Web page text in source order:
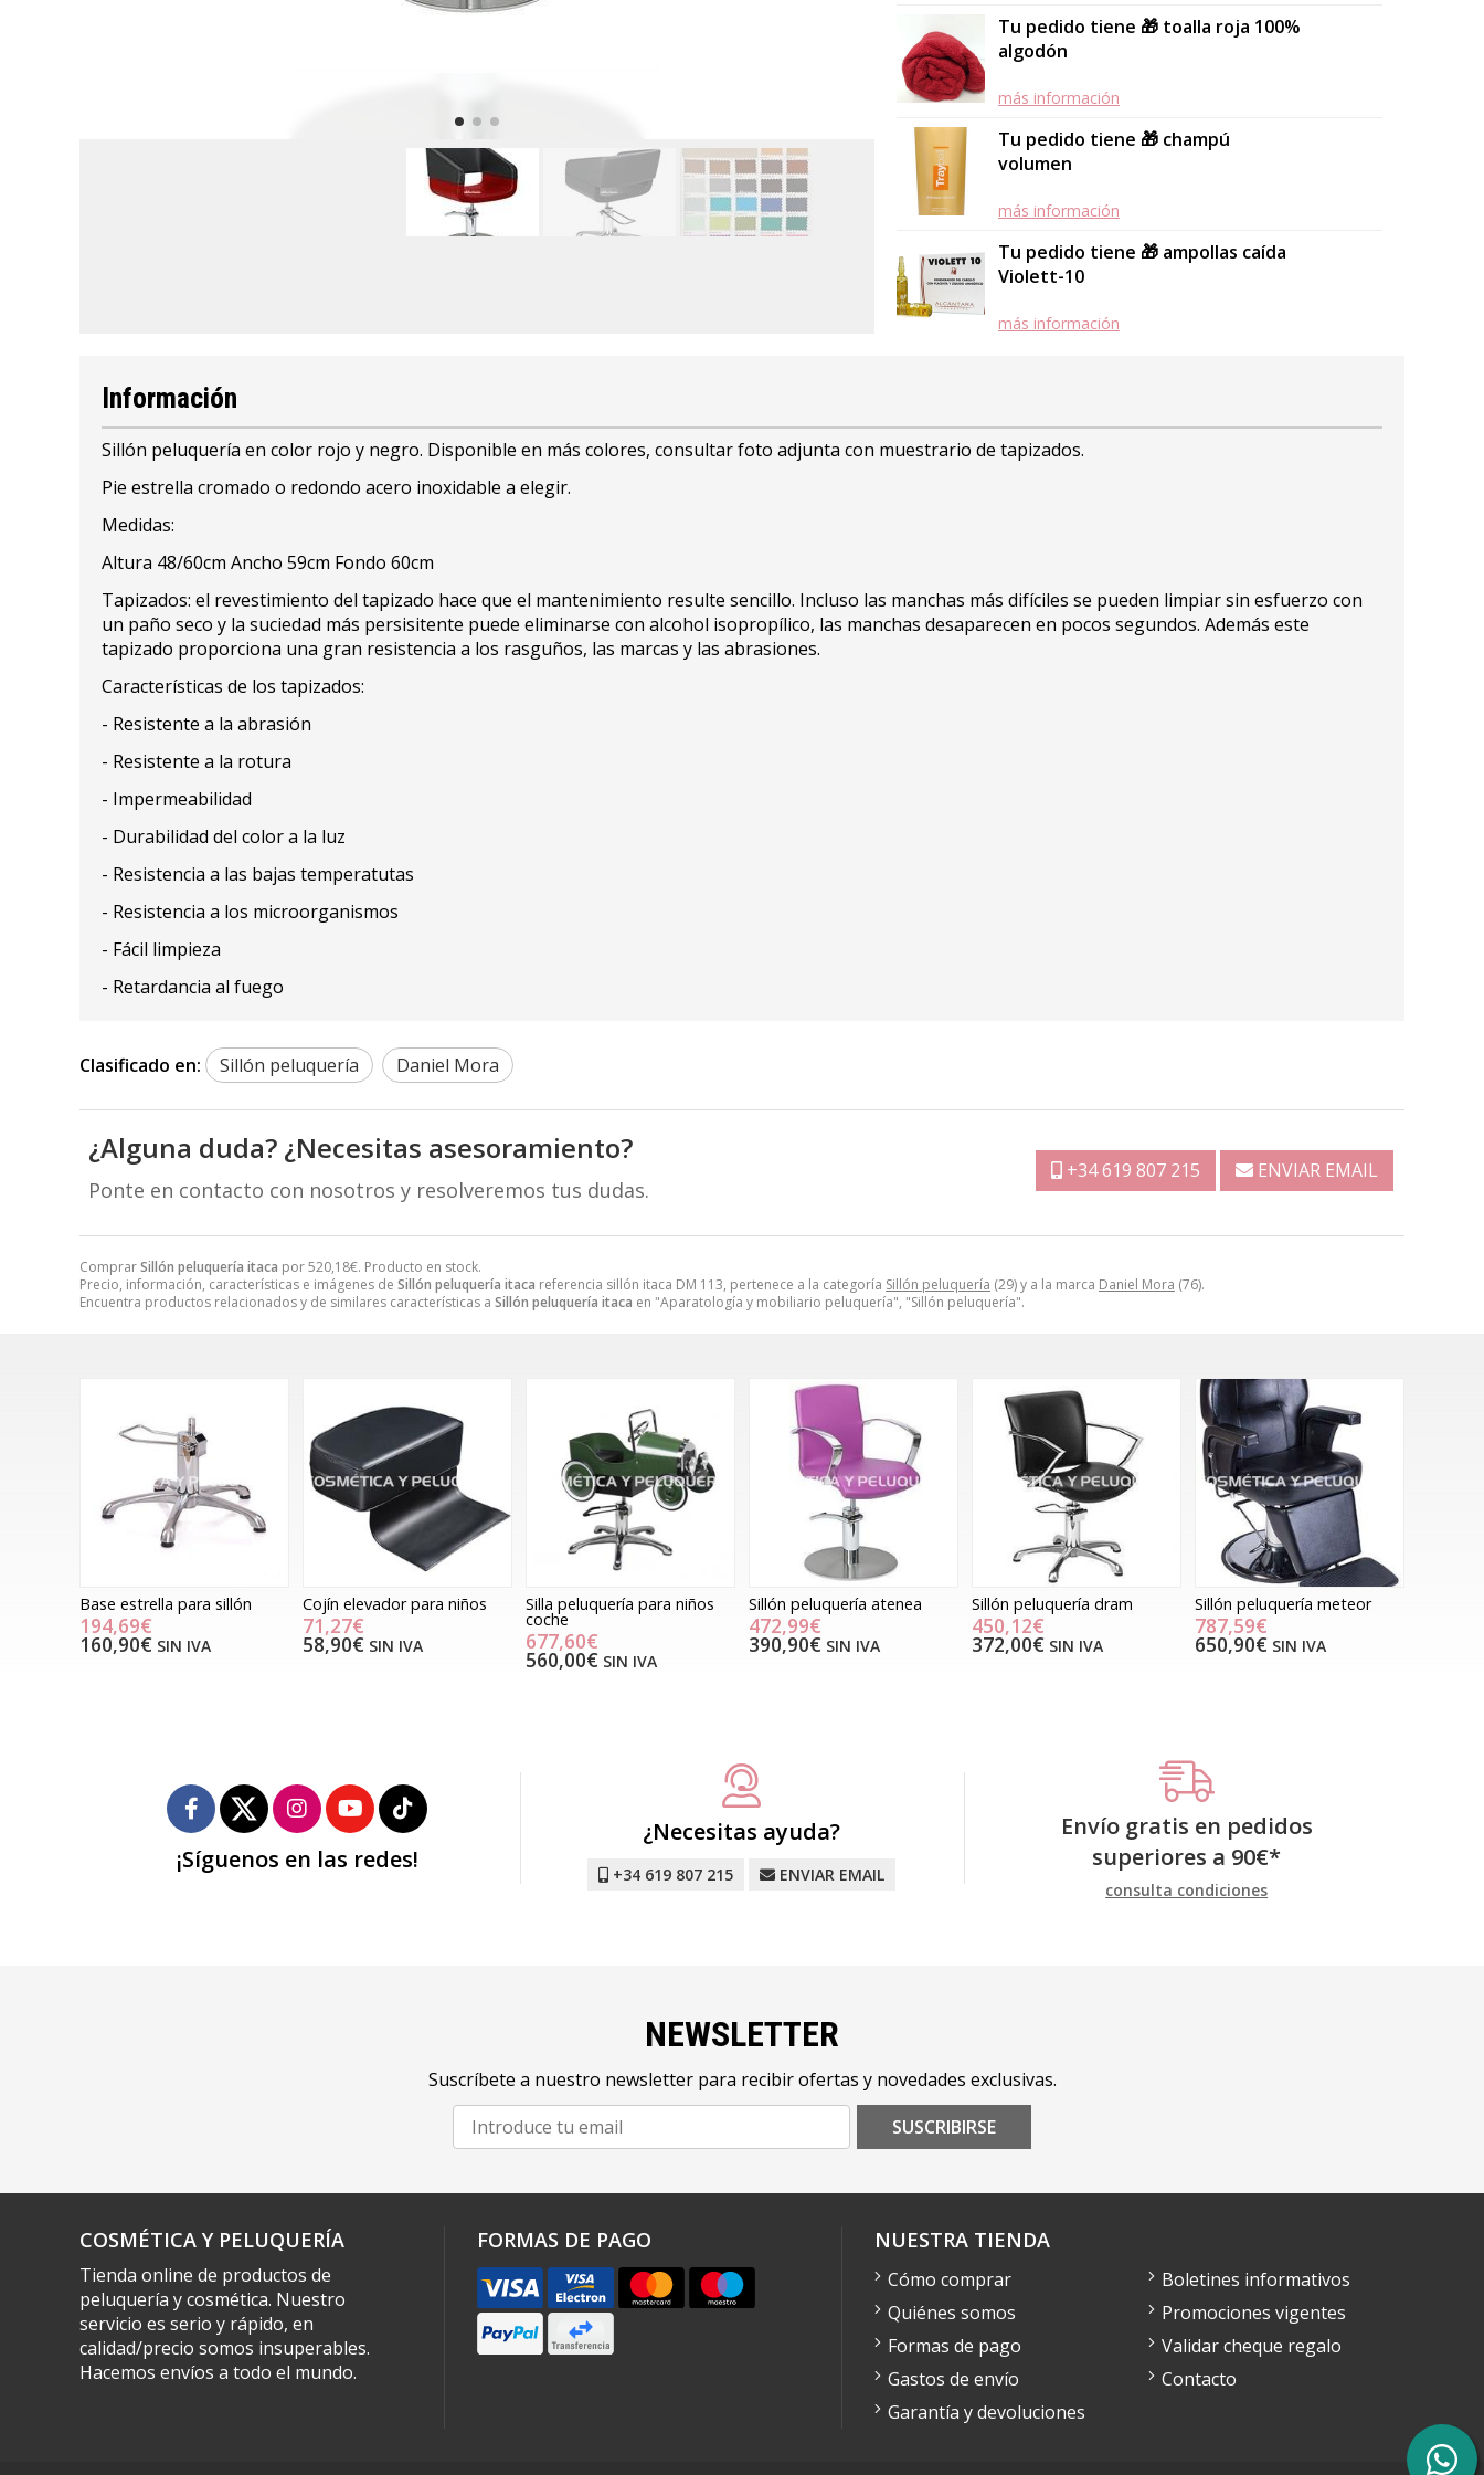
Tu pedido tiene 🎁 toalla roja 100%
algodón
más información
Tu pedido tiene 🎁 champú
volumen
más información
Tu pedido tiene 🎁 ampollas caída
Violett-10
más información
ComprarSillón peluquería itaca por520,18€. Producto en stock.
Precio, información, características e imágenes de Sillón peluquería itaca referencia sillón itaca DM 113, pertenece a la categoría Sillón peluquería (29) y a la marca Daniel Mora (76).
Encuentra productos relacionados y de similares características a Sillón peluquería itaca en "Aparatología y mobiliario peluquería", "Sillón peluquería".
Información
Sillón peluquería en color rojo y negro. Disponible en más colores, consultar foto adjunta con muestrario de tapizados.
Pie estrella cromado o redondo acero inoxidable a elegir.
Medidas:
Altura 48/60cm Ancho 59cm Fondo 60cm
Tapizados: el revestimiento del tapizado hace que el mantenimiento resulte sencillo. Incluso las manchas más difíciles se pueden limpiar sin esfuerzo con
un paño seco y la suciedad más persisitente puede eliminarse con alcohol isopropílico, las manchas desaparecen en pocos segundos. Además este
tapizado proporciona una gran resistencia a los rasguños, las marcas y las abrasiones.
Características de los tapizados:
- Resistente a la abrasión
- Resistente a la rotura
- Impermeabilidad
- Durabilidad del color a la luz
- Resistencia a las bajas temperatutas
- Resistencia a los microorganismos
- Fácil limpieza
- Retardancia al fuego
Clasificado en: Sillón peluquería Daniel Mora
¿Alguna duda? ¿Necesitas asesoramiento?
Ponte en contacto con nosotros y resolveremos tus dudas.
+34 619 807 215 ENVIAR EMAIL
Base estrella para sillón
194,69€
160,90€ SIN IVA
Cojín elevador para niños
71,27€
58,90€ SIN IVA
Silla peluquería para niños
coche
677,60€
560,00€ SIN IVA
Sillón peluquería atenea
472,99€
390,90€ SIN IVA
Sillón peluquería dram
450,12€
372,00€ SIN IVA
Sillón peluquería meteor
787,59€
650,90€ SIN IVA
¡Síguenos en las redes!
¿Necesitas ayuda?
+34 619 807 215 ENVIAR EMAIL
Envío gratis en pedidos
superiores a 90€*
consulta condiciones
NEWSLETTER
Suscríbete a nuestro newsletter para recibir ofertas y novedades exclusivas.
SUSCRIBIRSE
COSMÉTICA Y PELUQUERÍA
Tienda online de productos de
peluquería y cosmética. Nuestro
servicio es serio y rápido, en
calidad/precio somos insuperables.
Hacemos envíos a todo el mundo.
FORMAS DE PAGO NUESTRA TIENDA
Cómo comprar
Quiénes somos
Formas de pago
Gastos de envío
Garantía y devoluciones
Boletines informativos
Promociones vigentes
Validar cheque regalo
Contacto